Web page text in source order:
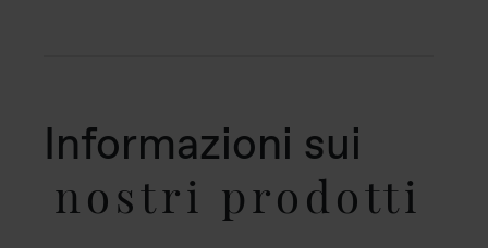
Informazioni sui
nostri prodotti